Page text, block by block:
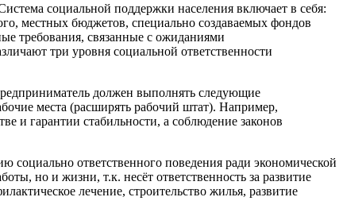
социальной поддержки населения включает в себя:
местных бюджетов, специально создаваемых фондов
требования, связанные с ожиданиями
три уровня социальной ответственности
должен выполнять следующие
места (расширять рабочий штат). Например,
и гарантии стабильности, а соблюдение законов
социально ответственного поведения ради экономической
но и жизни, т.к. несёт ответственность за развитие
лечение, строительство жилья, развитие